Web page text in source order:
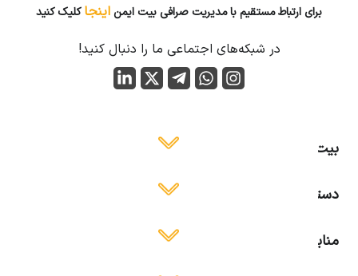
برای ارتباط مستقیم با مدیریت صرافی بیت ایمن اینجاکلیک کنید
در شبکه‌های اجتماعی ما را دنبال کنید!
بیت ایمن
دسترسی آسان
منابع آموزشی